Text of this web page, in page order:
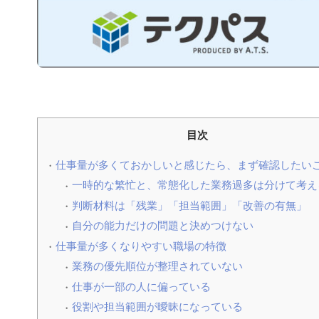
目次
仕事量が多くておかしいと感じたら、まず確認したい
一時的な繁忙と、常態化した業務過多は分けて考
判断材料は「残業」「担当範囲」「改善の有無」
自分の能力だけの問題と決めつけない
仕事量が多くなりやすい職場の特徴
業務の優先順位が整理されていない
仕事が一部の人に偏っている
役割や担当範囲が曖昧になっている